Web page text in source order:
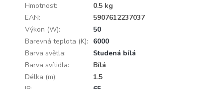
Hmotnost:
0.5 kg
EAN:
5907612237037
Výkon (W):
50
Barevná teplota (K):
6000
Barva světla:
Studená bílá
Barva svítidla:
Bílá
Délka (m):
1.5